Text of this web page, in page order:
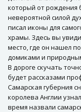
который от рождения
невероятной силой
писал иконы для
храмы. Здесь вы
место, где он нашел
домиками и
В дороге скучать
будет рассказами
Самарская губерния
королева Англии
время назвали